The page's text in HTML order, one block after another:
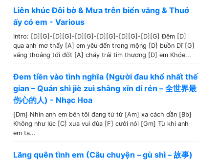
Liên khúc Đôi bờ & Mưa trên biển vắng & Thuở
ấy có em - Various
Intro: [D][G]-[D][G]-[D][G]-[D][G]-[D][G]-[D][G] Đêm [D]
qua anh mơ thấy [A] em yêu đến trong mộng [D] buồn Dĩ [G]
vãng thoáng tới đốt [A] cháy trái tim thương [D] em Khóe...
Đem tiền vào tình nghĩa (Người đau khổ nhất thế
gian – Quán shì jiè zuì shāng xīn dí rén – 全世界最
伤心的人) - Nhạc Hoa
[Dm] Nhìn anh em bên tôi đang từ từ [Am] xa cách dần [Bb]
Không như lúc [C] xưa vui đùa [F] cười nói [Gm] Từ khi anh
em ta...
Lãng quên tình em (Câu chuyện – gù shì – 故事)